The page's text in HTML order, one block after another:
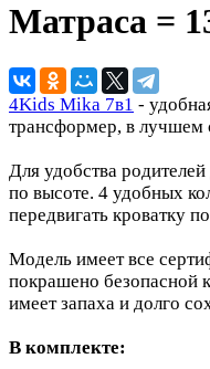
Матраса =
4Kids Mika 7в1 -
трансформер, в лучшем
Для удобства
по высоте. 4 удобных
передвигать кроватку
Модель имеет все
покрашено безопасной
имеет запаха и долго
В комплекте: